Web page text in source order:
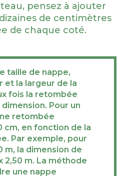
pensez à ajouter
de centimètres
de chaque coté.
taille de nappe,
et la largeur de la
fois la retombée
Pour un
retombée
cm, en fonction de la
Par exemple, pour
m, la dimension de
2,50 m. La méthode
une nappe